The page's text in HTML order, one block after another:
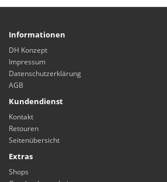
Informationen
DH Konzept
Impressum
Datenschutzerklärung
AGB
Kundendienst
Kontakt
Retouren
Seitenübersicht
Extras
Shops